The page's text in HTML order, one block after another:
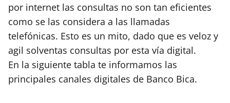
por internet las consultas no son tan eficientes
como se las considera a las llamadas
telefónicas. Esto es un mito, dado que es veloz y
agil solventas consultas por esta vía digital.
En la siguiente tabla te informamos las
principales canales digitales de Banco Bica.